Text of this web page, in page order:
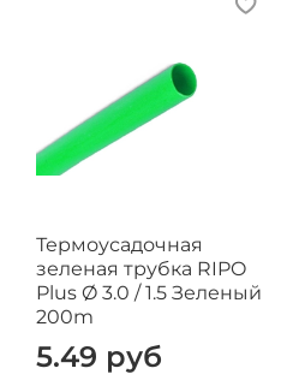
Термоусадочная
зеленая трубка RIPO
Plus Ø 3.0 / 1.5 Зеленый
200m
5.49 руб